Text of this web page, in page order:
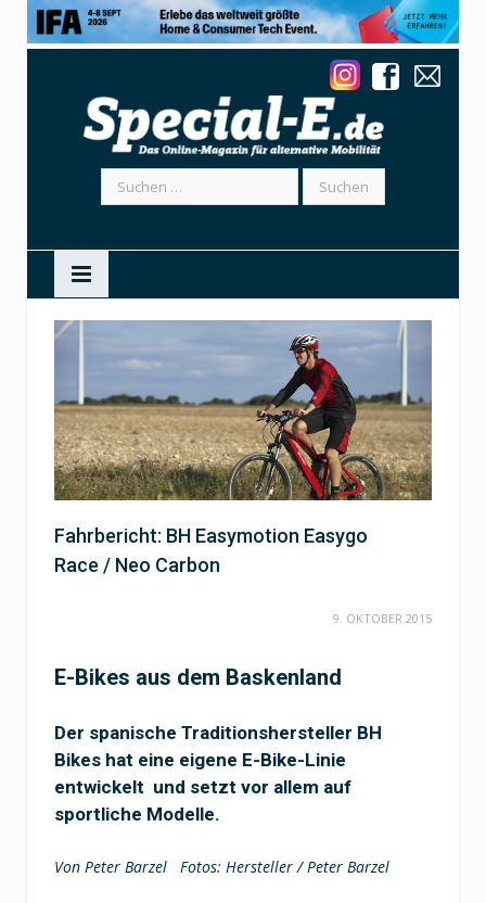
Suchen
nach:
Fahrbericht: BH Easymotion Easygo
Race / Neo Carbon
9. OKTOBER 2015
E-Bikes aus dem Baskenland
Der spanische Traditionshersteller BH
Bikes hat eine eigene E-Bike-Linie
entwickelt und setzt vor allem auf
sportliche Modelle.
Von Peter Barzel Fotos: Hersteller / Peter Barzel